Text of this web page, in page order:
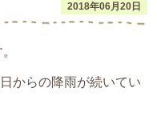
2018年06月20日
からの降雨が続いてい